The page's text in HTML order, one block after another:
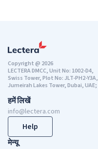
Copyright @ 2026
LECTERA DMCC, Unit No: 1002-D4,
Swiss Tower, Plot No: JLT-PH2-Y3A,
Jumeirah Lakes Tower, Dubai, UAE;
हमें लिखें
info@lectera.com
Help
मेन्यू